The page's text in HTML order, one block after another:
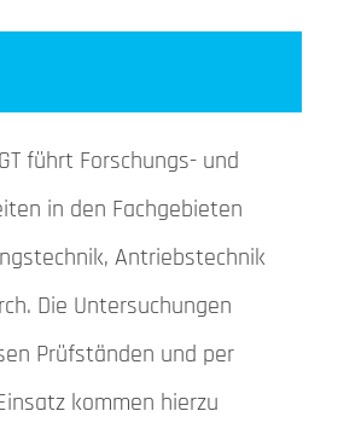
führt Forschungs- und
in den Fachgebieten
Antriebstechnik
Die Untersuchungen
Prüfständen und per
kommen hierzu